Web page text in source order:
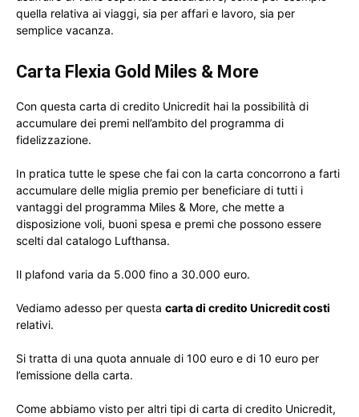
quella relativa ai viaggi, sia per affari e lavoro, sia per
semplice vacanza.
Carta Flexia Gold Miles & More
Con questa carta di credito Unicredit hai la possibilità di
accumulare dei premi nell’ambito del programma di
fidelizzazione.
In pratica tutte le spese che fai con la carta concorrono a farti
accumulare delle miglia premio per beneficiare di tutti i
vantaggi del programma Miles & More, che mette a
disposizione voli, buoni spesa e premi che possono essere
scelti dal catalogo Lufthansa.
Il plafond varia da 5.000 fino a 30.000 euro.
Vediamo adesso per questa carta di credito Unicredit costi
relativi.
Si tratta di una quota annuale di 100 euro e di 10 euro per
l’emissione della carta.
Come abbiamo visto per altri tipi di carta di credito Unicredit,